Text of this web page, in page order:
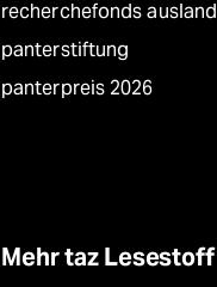
recherchefonds ausland
panterstiftung
panterpreis 2026
Mehr taz Lesestoff